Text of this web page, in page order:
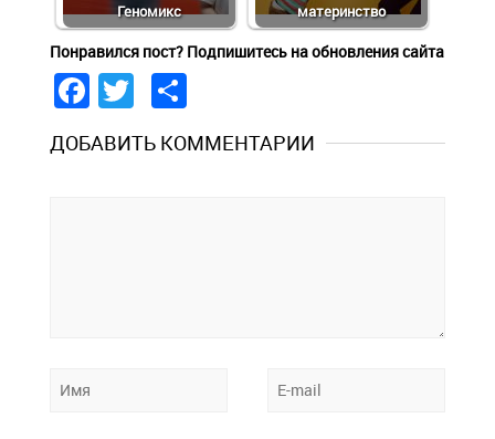
Геномикс
материнство
Понравился пост? Подпишитесь на обновления сайта
Facebook
Twitter
ДОБАВИТЬ КОММЕНТАРИИ